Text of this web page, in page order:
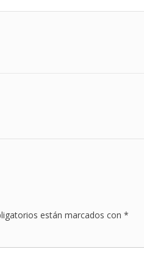
están marcados con *